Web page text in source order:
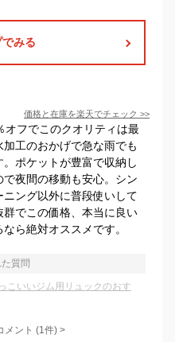
みる
価格と在庫を楽天でチェック >>
オフでこのクオリティは最
工のおかげで急な雨でも
ポケットが豊富で収納し
夜間の移動も安心。シン
ング以外に普段使いして
でこの価格、本当に良い
ら絶対オススメです。
質問
こいいジム用リュックのおす
メント (1件) >